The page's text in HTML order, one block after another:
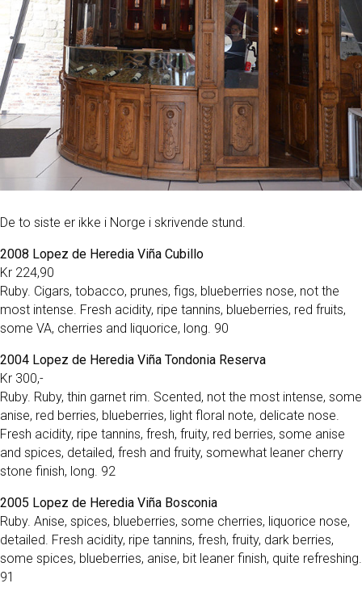
De to siste er ikke i Norge i skrivende stund.
2008 Lopez de Heredia Viña Cubillo
Kr 224,90
Ruby. Cigars, tobacco, prunes, figs, blueberries nose, not the
most intense. Fresh acidity, ripe tannins, blueberries, red fruits,
some VA, cherries and liquorice, long. 90
2004 Lopez de Heredia Viña Tondonia Reserva
Kr 300,-
Ruby. Ruby, thin garnet rim. Scented, not the most intense, some
anise, red berries, blueberries, light floral note, delicate nose.
Fresh acidity, ripe tannins, fresh, fruity, red berries, some anise
and spices, detailed, fresh and fruity, somewhat leaner cherry
stone finish, long. 92
2005 Lopez de Heredia Viña Bosconia
Ruby. Anise, spices, blueberries, some cherries, liquorice nose,
detailed. Fresh acidity, ripe tannins, fresh, fruity, dark berries,
some spices, blueberries, anise, bit leaner finish, quite refreshing.
91